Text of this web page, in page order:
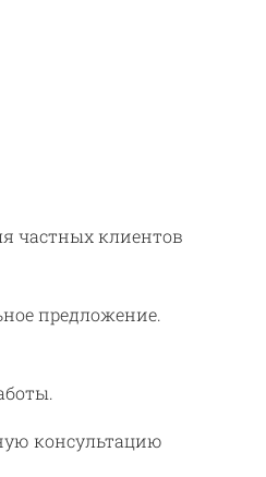
частных клиентов
предложение.
консультацию